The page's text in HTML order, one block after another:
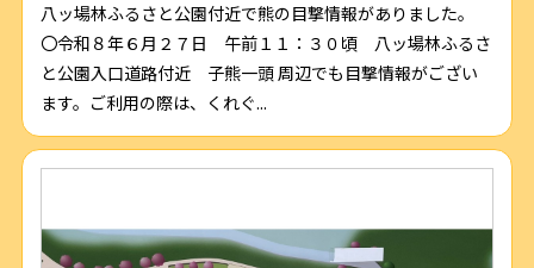
八ッ場林ふるさと公園付近で熊の目撃情報がありました。
〇令和８年６月２７日 午前１１：３０頃 八ッ場林ふるさ
と公園入口道路付近 子熊一頭 周辺でも目撃情報がござい
ます。ご利用の際は、くれぐ...